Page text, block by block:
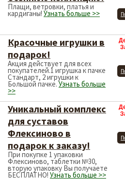
Плащи, ветровки, платья и
кардиганы! Узнать больше >>
Красочные игрушки в
подарок!
Акция действует для всех
покупателей.1 игрушка к пачке
Стандарт, 2 игрушки к
Большой пачке.Узнать больше
>>
Уникальный комплекс
для суставов
Флексиново в
подарок к заказу!
При покупке 1 упаковки
Флексиново, таблетки №30,
вторую упаковку Вы получаете
БЕСПЛАТНО! Узнать больше >>